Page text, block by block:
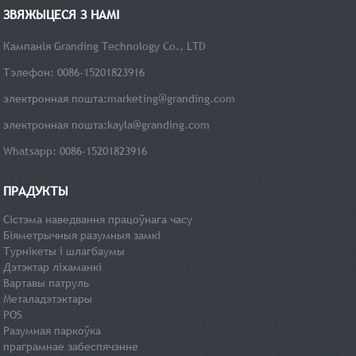
ЗВЯЖЫЦЕСЯ З НАМІ
Кампанія Granding Technology Co., LTD
Тэлефон: 0086-15201823916
электронная пошта:marketing@granding.com
электронная пошта:kayla@granding.com
Whatsapp: 0086-15201823916
ПРАДУКТЫ
Сістэма наведвання працоўнага часу
Біяметрычныя разумныя замкі
Турнікеты і шлагбаумы
Дэтэктар ліхаманкі
Вартавы патруль
Металадэтэктары
POS
Разумная паркоўка
праграмнае забеспячэнне